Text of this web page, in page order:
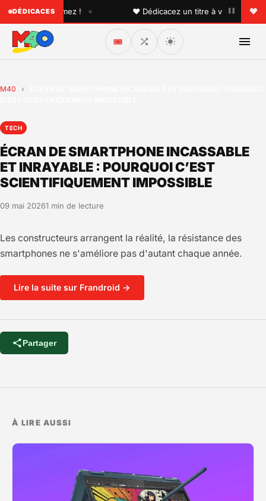
DÉDICACES
que vous aimez ! • ♥ Dédicacez un titre à vos proches
🎟️
M40 ›
TECH
ÉCRAN DE SMARTPHONE INCASSABLE
ET INRAYABLE : POURQUOI C’EST
SCIENTIFIQUEMENT IMPOSSIBLE
09 mai 20261 min de lecture
Les constructeurs arrangent la réalité, la résistance des
smartphones ne s'améliore pas d'autant chaque année.
Lire la suite sur Frandroid →
Partager
À LIRE AUSSI